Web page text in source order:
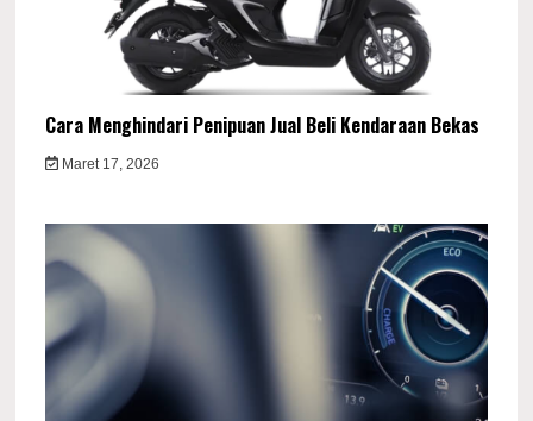
Cara Menghindari Penipuan Jual Beli Kendaraan Bekas
Maret 17, 2026